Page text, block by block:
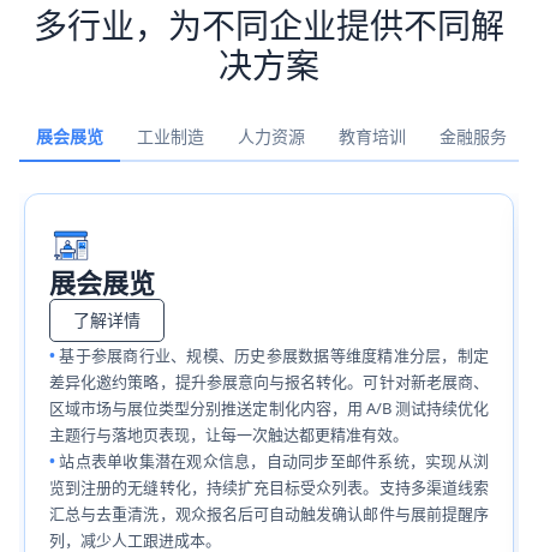
多行业，为不同企业提供不同解
决方案
展会展览 工业制造 人力资源 教育培训 金融服务
展会展览
了解详情
基于参展商行业、规模、历史参展数据等维度精准分层，制定
差异化邀约策略，提升参展意向与报名转化。可针对新老展商、
区域市场与展位类型分别推送定制化内容，用 A/B 测试持续优化
主题行与落地页表现，让每一次触达都更精准有效。
站点表单收集潜在观众信息，自动同步至邮件系统，实现从浏
览到注册的无缝转化，持续扩充目标受众列表。支持多渠道线索
汇总与去重清洗，观众报名后可自动触发确认邮件与展前提醒序
列，减少人工跟进成本。